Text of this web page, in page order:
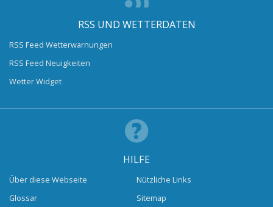
RSS UND WETTERDATEN
RSS Feed Wetterwarnungen
RSS Feed Neuigkeiten
Wetter Widget
HILFE
Über diese Webseite
Glossar
Nützliche Links
Sitemap